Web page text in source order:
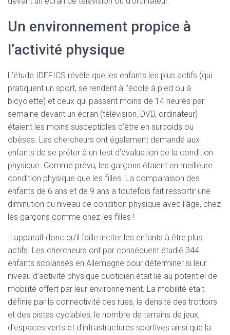
Un environnement propice à
l’activité physique
L’étude IDEFICS révèle que les enfants les plus actifs (qui
pratiquent un sport, se rendent à l’école à pied ou à
bicyclette) et ceux qui passent moins de 14 heures par
semaine devant un écran (télévision, DVD, ordinateur)
étaient les moins susceptibles d’être en surpoids ou
obèses. Les chercheurs ont également demandé aux
enfants de se prêter à un test d’évaluation de la condition
physique. Comme prévu, les garçons étaient en meilleure
condition physique que les filles. La comparaison des
enfants de 6 ans et de 9 ans a toutefois fait ressortir une
diminution du niveau de condition physique avec l’âge, chez
les garçons comme chez les filles !
Il apparaît donc qu’il faille inciter les enfants à être plus
actifs. Les chercheurs ont par conséquent étudié 344
enfants scolarisés en Allemagne pour déterminer si leur
niveau d’activité physique quotidien était lié au potentiel de
mobilité offert par leur environnement. La mobilité était
définie par la connectivité des rues, la densité des trottoirs
et des pistes cyclables, le nombre de terrains de jeux,
d’espaces verts et d’infrastructures sportives ainsi que la